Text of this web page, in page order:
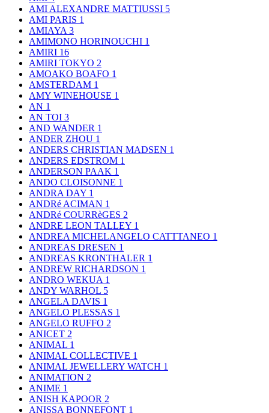
AMI ALEXANDRE MATTIUSSI 5
AMI PARIS 1
AMIAYA3
AMIMONO HORINOUCHI 1
AMIRI 16
AMIRI TOKYO 2
AMOAKO BOAFO 1
AMSTERDAM 1
AMY WINEHOUSE 1
AN 1
AN TOI 3
AND WANDER 1
ANDER ZHOU 1
ANDERS CHRISTIAN MADSEN 1
ANDERS EDSTROM 1
ANDERSON PAAK 1
ANDO CLOISONNE 1
ANDRA DAY 1
ANDRé ACIMAN 1
ANDRé COURRèGES 2
ANDRE LEON TALLEY 1
ANDREA MICHELANGELO CATTTANEO 1
ANDREAS DRESEN 1
ANDREAS KRONTHALER 1
ANDREW RICHARDSON 1
ANDRO WEKUA 1
ANDY WARHOL 5
ANGELA DAVIS 1
ANGELO PLESSAS 1
ANGELO RUFFO 2
ANICET 2
ANIMAL 1
ANIMAL COLLECTIVE 1
ANIMAL JEWELLERY WATCH 1
ANIMATION 2
ANIME 1
ANISH KAPOOR 2
ANISSA BONNEFONT 1